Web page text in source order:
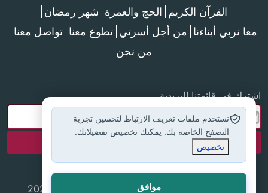
القرآن الكريم الحج والعمرة شهر رمضان
معا نربي أبناءنا من أجل أسرتي تطوع معنا تواصل معنا
من نحن
اشترك في قائمتنا البريدية
جميع الحقوق محفوظة لموقع إسلام أون لاين © 2025
نستخدم ملفات تعريف الارتباط لتحسين تجربة
التصفح الخاصة بك. يمكنك تخصيص تفضيلاتك.
تخصيص
موافق